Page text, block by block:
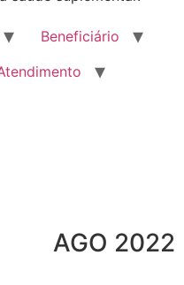
Beneficiário
AGO 2022